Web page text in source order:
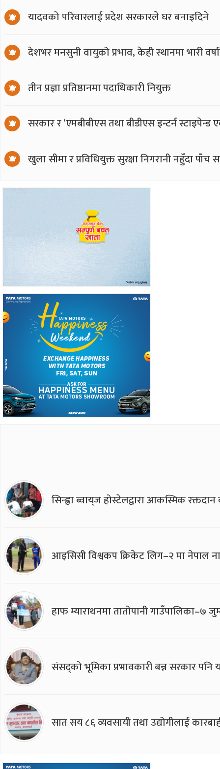
यादवको परिवारलाई प्रदेश सरकारले घर बनाइदिने
देशभर मनसुनी वायुको प्रभाव, केही स्थानमा भारी
तीन प्रज्ञा प्रतिष्ठानमा पदाधिकारी नियुक्त
सरकार र ‘एमबीबीएस तथा बीडीएस इन्टर्न
खुला सीमा र प्रविधियुक्त सुरक्षा निगरानी नहुँदा पाँच
सिन्ह्वा ब्वाय्‌ज होस्टेलद्वारा आकस्मिक
आइसिसी विश्वकप क्रिकेट लिग–२ मा नेपाल
हाफ म्याराथनमा तातोपानी गाउँपालिका–७
संसद्को भूमिका प्रभावकारी बन्न सरकार पनि
सात सय ८६ व्यवसायी तथा उद्योगीलाई